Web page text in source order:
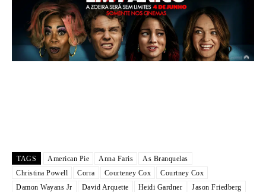
TAGS American Pie Anna Faris
As Branquelas
Christina Powell
Corra Courteney Cox
Courtney Cox
Damon Wayans Jr
David Arquette Heidi Gardner
Jason Friedberg